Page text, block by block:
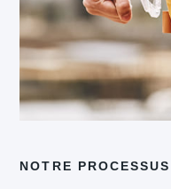
NOTRE PROCESSUS